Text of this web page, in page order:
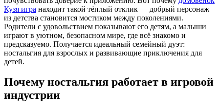
Кузя игра находит такой тёплый отклик — добрый персонаж
из детства становится мостиком между поколениями.
Родители с удовольствием показывают его детям, а малыши
играют в уютном, безопасном мире, где всё знакомо и
предсказуемо. Получается идеальный семейный дуэт:
ностальгия для взрослых и развивающие приключения для
детей.
Почему ностальгия работает в игровой
индустрии